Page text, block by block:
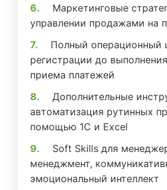
Маркетинговые
управлении продажами на
Полный операционный
регистрации до
приема платежей
Дополнительные
автоматизация рутинных
помощью 1С и Excel
Soft Skills для
менеджмент,
эмоциональный интеллект